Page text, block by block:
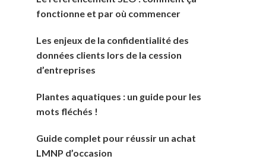
fonctionne et par où commencer
Les enjeux de la confidentialité des
données clients lors de la cession
d’entreprises
Plantes aquatiques : un guide pour les
mots fléchés !
Guide complet pour réussir un achat
LMNP d’occasion